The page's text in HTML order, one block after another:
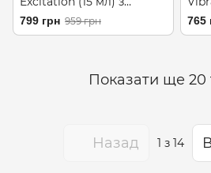
екстрактом женьшеню, з
ефектом вібрації
799 грн 959 грн 765
Показати ще 20
Назад 1 з 14